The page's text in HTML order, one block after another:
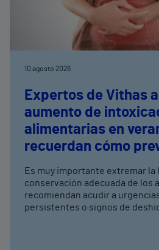
10 agosto 2026
Expertos de Vithas
aumento de
alimentarias en
recuerdan cómo
Es muy importante extremar la
conservación adecuada de los
recomiendan acudir a
persistentes o signos de